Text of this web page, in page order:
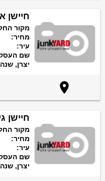
חיישן
מקור
מחיר:
עיר:
שם
יצרן,

חיישן
מקור
מחיר:
עיר:
שם
יצרן,